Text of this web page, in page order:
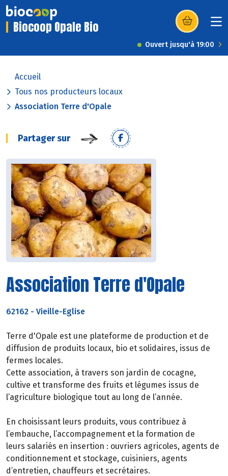
Biocoop Opale Bio (s’ouvre dans
Ouvert jusqu'à 19:00
Accueil
Tous nos producteurs locaux
Association Terre d'Opale
Partager sur
Association Terre d'Opale
62162 - Vieille-Eglise
Terre d'Opale est une plateforme de production et de
diffusion de produits locaux, bio et solidaires, issus de
fermes locales.
Cette association, à travers son jardin de cocagne,
cultive et transforme des fruits et légumes issus de
l’agriculture biologique tout au long de l’année.
En choisissant leurs produits, vous contribuez à
l’embauche, l’accompagnement et la formation de
leurs salariés en insertion : ouvriers agricoles, agents de
conditionnement et stockage, cuisiniers, agents
d’entretien, chauffeurs et secrétaires.